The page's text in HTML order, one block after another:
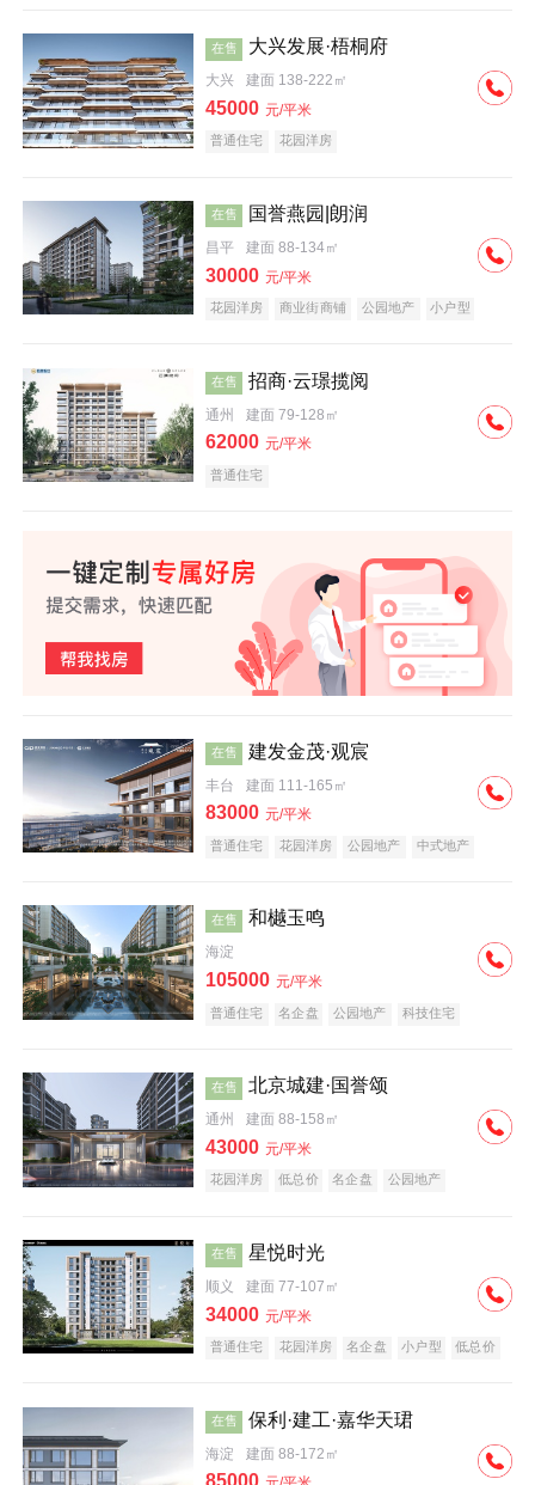
在售 大兴发展·梧桐府
大兴 建面 138-222㎡
45000 元/平米
普通住宅 花园洋房
在售 国誉燕园|朗润
昌平 建面 88-134㎡
30000 元/平米
花园洋房 商业街商铺 公园地产
小户型
在售 招商·云璟揽阅
通州 建面 79-128㎡
62000 元/平米
普通住宅
在售 建发金茂·观宸
丰台 建面 111-165㎡
83000 元/平米
普通住宅 花园洋房 公园地产
中式地产
在售 和樾玉鸣
海淀
105000 元/平米
普通住宅 名企盘 公园地产 科技住宅
在售 北京城建·国誉颂
通州 建面 88-158㎡
43000 元/平米
花园洋房 低总价 名企盘 公园地产
在售 星悦时光
顺义 建面 77-107㎡
34000 元/平米
普通住宅 花园洋房 名企盘 小户型 低总价
在售 保利·建工·嘉华天珺
海淀 建面 88-172㎡